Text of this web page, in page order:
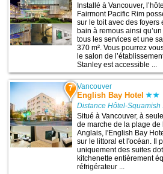
Installé à Vancouver,
Fairmont Pacific Rim
sur le toit avec des foyers
bain à remous ainsi
tous les services et une
370 m². Vous pourrez
le salon de
Stanley est accessible ...
7 Vancouver
English Bay Hotel
Distance Hôtel-
Situé à Vancouver, à
de marche de la plage de
Anglais, l'English Bay
sur le littoral et l'océan. Il
uniquement des suites
kitchenette entièrement
réfrigérateur ...